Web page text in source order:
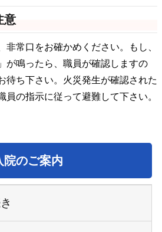
院のご案内
意
非常口をお確かめください。もし、
が鳴ったら、職員が確認しますの
待ち下さい。火災発生が確認された
員の指示に従って避難して下さい。